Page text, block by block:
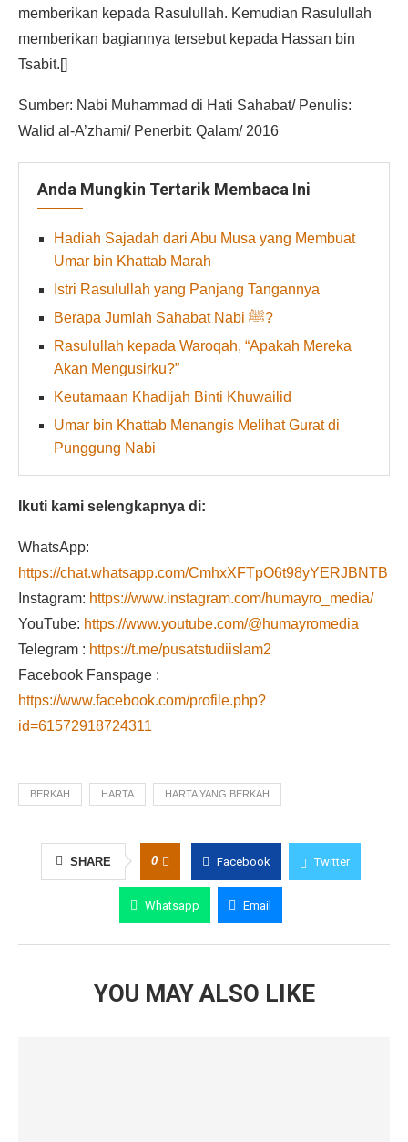
memberikan kepada Rasulullah. Kemudian Rasulullah
memberikan bagiannya tersebut kepada Hassan bin
Tsabit.[]
Sumber: Nabi Muhammad di Hati Sahabat/ Penulis:
Walid al-A’zhami/ Penerbit: Qalam/ 2016
Anda Mungkin Tertarik Membaca Ini
Hadiah Sajadah dari Abu Musa yang Membuat
Umar bin Khattab Marah
Istri Rasulullah yang Panjang Tangannya
Berapa Jumlah Sahabat Nabi ﷺ?
Rasulullah kepada Waroqah, “Apakah Mereka
Akan Mengusirku?”
Keutamaan Khadijah Binti Khuwailid
Umar bin Khattab Menangis Melihat Gurat di
Punggung Nabi
Ikuti kami selengkapnya di:
WhatsApp:
https://chat.whatsapp.com/CmhxXFTpO6t98yYERJBNTB
Instagram: https://www.instagram.com/humayro_media/
YouTube: https://www.youtube.com/@humayromedia
Telegram : https://t.me/pusatstudiislam2
Facebook Fanspage :
https://www.facebook.com/profile.php?
id=61572918724311
BERKAH HARTA HARTA YANG BERKAH
SHARE 0 Facebook Twitter
Whatsapp Email
YOU MAY ALSO LIKE